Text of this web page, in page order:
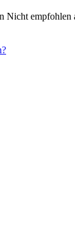
Nicht empfohlen